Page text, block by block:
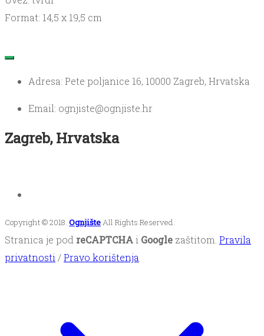
Format: 14,5 x 19,5 cm
Adresa: Pete poljanice 16, 10000 Zagreb, Hrvatska
Email: ognjiste@ognjiste.hr
Zagreb, Hrvatska
Copyright © 2018. Ognjište All Rights Reserved.
Stranica je pod reCAPTCHAi Google zaštitom. Pravila
privatnosti /Pravo korištenja